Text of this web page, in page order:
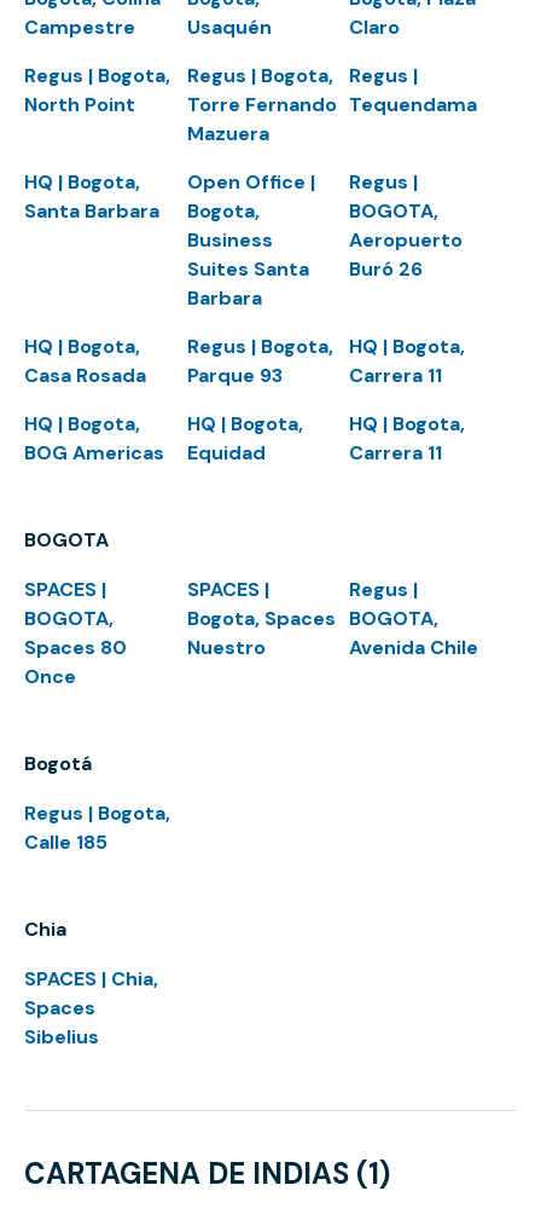
Campestre
Usaquén
Claro
Regus | Bogota,
North Point
Regus | Bogota,
Torre Fernando
Mazuera
Regus |
Tequendama
HQ | Bogota,
Santa Barbara
Open Office |
Bogota,
Business
Suites Santa
Barbara
Regus |
BOGOTA,
Aeropuerto
Buró 26
HQ | Bogota,
Casa Rosada
Regus | Bogota,
Parque 93
HQ | Bogota,
Carrera 11
HQ | Bogota,
BOG Americas
HQ | Bogota,
Equidad
HQ | Bogota,
Carrera 11
BOGOTA
SPACES |
BOGOTA,
Spaces 80
Once
SPACES |
Bogota, Spaces
Nuestro
Regus |
BOGOTA,
Avenida Chile
Bogotá
Regus | Bogota,
Calle 185
Chia
SPACES | Chia,
Spaces
Sibelius
CARTAGENA DE INDIAS (1)